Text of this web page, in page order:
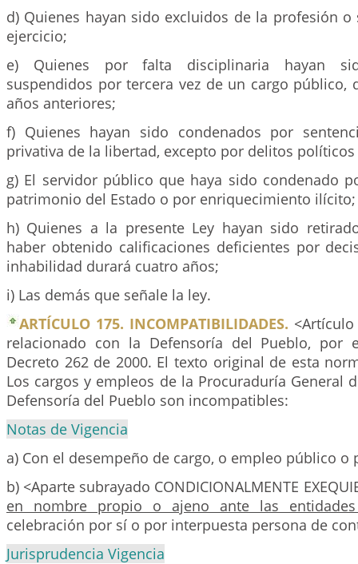
d) Quienes hayan sido excluidos de la profesión
ejercicio;
e) Quienes por falta disciplinaria hayan
suspendidos por tercera vez de un cargo público,
años anteriores;
f) Quienes hayan sido condenados por
privativa de la libertad, excepto por delitos
g) El servidor público que haya sido condenado
patrimonio del Estado o por enriquecimiento ilícito;
h) Quienes a la presente Ley hayan sido
haber obtenido calificaciones deficientes por
inhabilidad durará cuatro años;
i) Las demás que señale la ley.
ARTÍCULO 175. INCOMPATIBILIDADES.
relacionado con la Defensoría del Pueblo,
Decreto 262 de 2000. El texto original de esta
Los cargos y empleos de la Procuraduría General
Defensoría del Pueblo son incompatibles:
Notas de Vigencia
a) Con el desempeño de cargo, o empleo público o
b) <Aparte subrayado CONDICIONALMENTE
en nombre propio o ajeno ante las
celebración por sí o por interpuesta persona de
Jurisprudencia Vigencia